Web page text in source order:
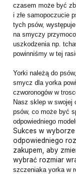
czasem może być
i złe samopoczucie
tych psów,
na smyczy
uszkodzenia np.
powinniśmy w tej
Yorki należą do
smycz dla yorka
czworonogów w
Nasz sklep w
psów, co może być
odpowiedniego
Sukces w
odpowiedniego
zakupem, aby
wybrać rozmiar
szczeniaka yorka w